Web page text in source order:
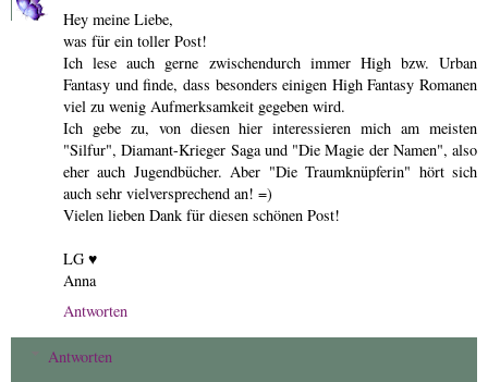
Hey meine Liebe,
was für ein toller Post!
Ich lese auch gerne zwischendurch immer High bzw. Urban
Fantasy und finde, dass besonders einigen High Fantasy Romanen
viel zu wenig Aufmerksamkeit gegeben wird.
Ich gebe zu, von diesen hier interessieren mich am meisten
"Silfur", Diamant-Krieger Saga und "Die Magie der Namen", also
eher auch Jugendbücher. Aber "Die Traumknüpferin" hört sich
auch sehr vielversprechend an! =)
Vielen lieben Dank für diesen schönen Post!
LG ♥
Anna
Antworten
Antworten